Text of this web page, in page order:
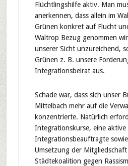
Flüchtlingshilfe aktiv. Man
anerkennen, dass allein im
Grünen konkret auf Flucht
Waltrop Bezug genommen
unserer Sicht unzureichend,
Grünen z. B. unsere
Integrationsbeirat aus.
Schade war, dass sich unser
Mittelbach mehr auf die
konzentrierte. Natürlich
Integrationskurse, eine aktive
Integrationsbeauftragte
Umsetzung der
Städtekoalition gegen